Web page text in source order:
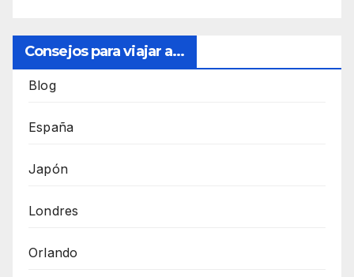
Consejos para viajar a...
Blog
España
Japón
Londres
Orlando